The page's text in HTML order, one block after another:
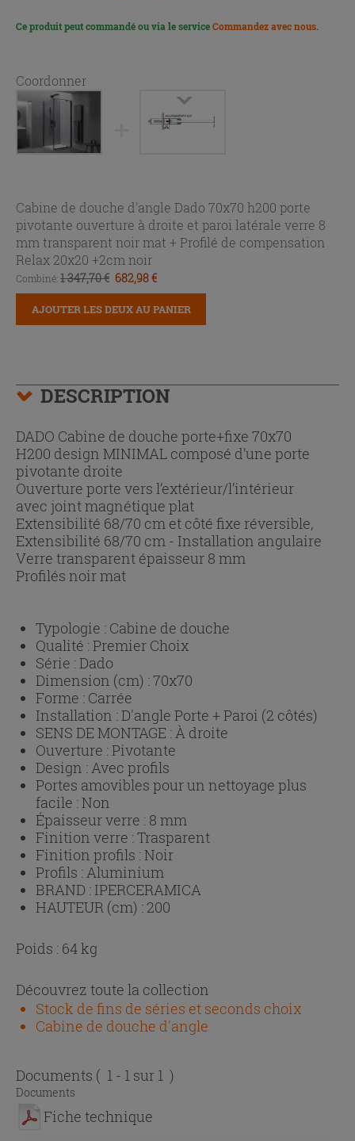
Ce produit peut commandé ou via le serviceCommandez avec nous.
Coordonner
Cabine de douche d'angle Dado 70x70 h200 porte
pivotante ouverture à droite et paroi latérale verre 8
mm transparent noir mat + Profilé de compensation
Relax 20x20 +2cm noir
Combiné:1 347,70 € 682,98 €
AJOUTER LES DEUX AU PANIER
DESCRIPTION
DADO Cabine de douche porte+fixe 70x70
H200 design MINIMAL composé d’une porte
pivotante droite
Ouverture porte vers l’extérieur/l’intérieur
avec joint magnétique plat
Extensibilité 68/70 cm et côté fixe réversible,
Extensibilité 68/70 cm - Installation angulaire
Verre transparent épaisseur 8 mm
Profilés noir mat
Typologie : Cabine de douche
Qualité :Premier Choix
Série :Dado
Dimension (cm) :70x70
Forme : Carrée
Installation :D'angle Porte + Paroi (2 côtés)
SENS DE MONTAGE : À droite
Ouverture :Pivotante
Design : Avec profils
Portes amovibles pour un nettoyage plus
facile :Non
Épaisseur verre : 8 mm
Finition verre :Trasparent
Finition profils :Noir
Profils : Aluminium
BRAND : IPERCERAMICA
HAUTEUR (cm) : 200
Poids : 64 kg
Découvrez toute la collection
Stock de fins de séries et seconds choix
Cabine de douche d'angle
Documents ( 1 - 1 sur 1 )
Documents
Fiche technique